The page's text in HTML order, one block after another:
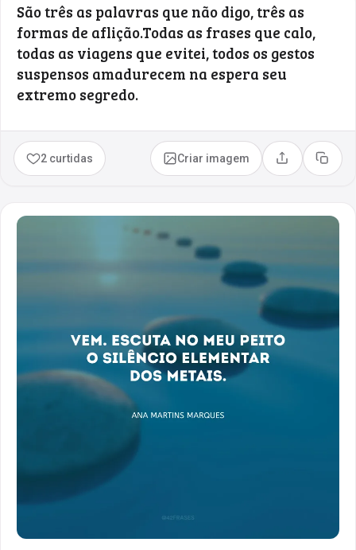
São três as palavras que não digo, três as
formas de aflição.Todas as frases que calo,
todas as viagens que evitei, todos os gestos
suspensos amadurecem na espera seu
extremo segredo.
2 curtidas Criar imagem Compartilhar
Copiar